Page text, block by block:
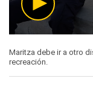
seconds
of
40
seconds
Maritza debe ir a otro
recreación.